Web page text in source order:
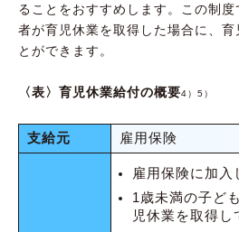
ることをおすすめします。この制
者が育児休業を取得した場合に、育
とができます。
〈表〉育児休業給付の概要4）5）
支給元 雇用保険
雇用保険に加入
1歳未満の子ど
児休業を取得し